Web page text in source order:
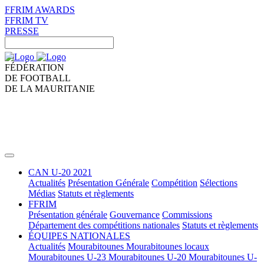
FFRIM AWARDS
FFRIM TV
PRESSE
FÉDÉRATION
DE FOOTBALL
DE LA MAURITANIE
CAN U-20 2021
Actualités Présentation Générale Compétition Sélections
Médias Statuts et règlements
FFRIM
Présentation générale Gouvernance Commissions
Département des compétitions nationales Statuts et règlements
ÉQUIPES NATIONALES
Actualités Mourabitounes Mourabitounes locaux
Mourabitounes U-23 Mourabitounes U-20 Mourabitounes U-